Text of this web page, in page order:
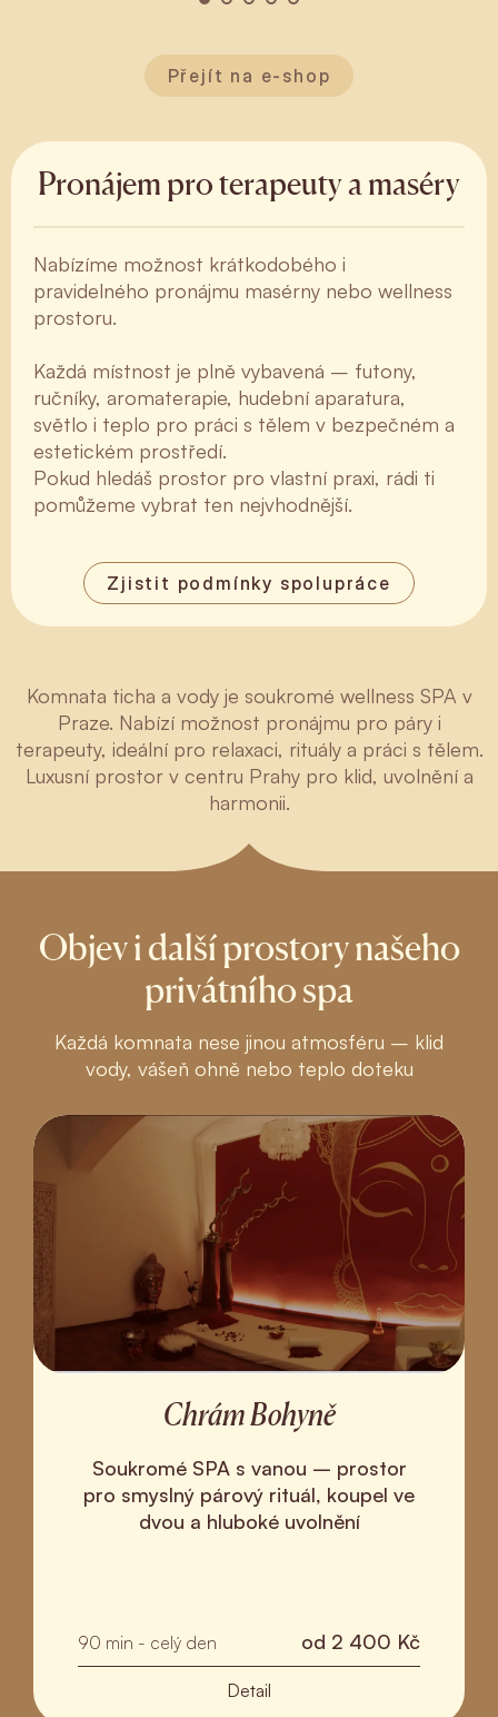
Přejít na e-shop
Pronájem pro terapeuty a maséry
Nabízíme možnost krátkodobého i
pravidelného pronájmu masérny nebo wellness
prostoru.
Každá místnost je plně vybavená – futony,
ručníky, aromaterapie, hudební aparatura,
světlo i teplo pro práci s tělem v bezpečném a
estetickém prostředí.
Pokud hledáš prostor pro vlastní praxi, rádi ti
pomůžeme vybrat ten nejvhodnější.
Zjistit podmínky spolupráce
Komnata ticha a vody je soukromé wellness SPA v
Praze. Nabízí možnost pronájmu pro páry i
terapeuty, ideální pro relaxaci, rituály a práci s tělem.
Luxusní prostor v centru Prahy pro klid, uvolnění a
harmonii.
Objev i další prostory našeho
privátního spa
Každá komnata nese jinou atmosféru – klid
vody, vášeň ohně nebo teplo doteku
Chrám Bohyně
Soukromé SPA s vanou – prostor
pro smyslný párový rituál, koupel ve
dvou a hluboké uvolnění
90 min - celý den od 2 400 Kč
Detail